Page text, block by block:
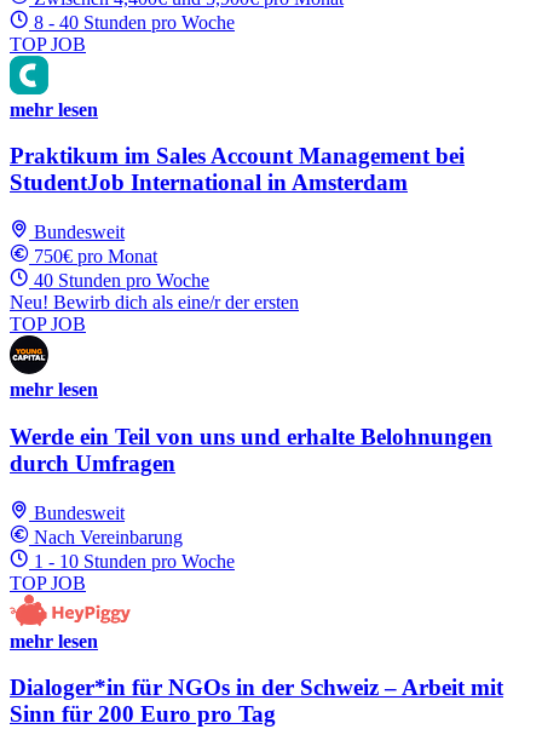
8 - 40 Stunden pro Woche
TOP JOB
mehr lesen
Praktikum im Sales Account Management bei
StudentJob International in Amsterdam
Bundesweit
750€ pro Monat
40 Stunden pro Woche
Neu! Bewirb dich als eine/r der ersten
TOP JOB
mehr lesen
Werde ein Teil von uns und erhalte Belohnungen
durch Umfragen
Bundesweit
Nach Vereinbarung
1 - 10 Stunden pro Woche
TOP JOB
mehr lesen
Dialoger*in für NGOs in der Schweiz – Arbeit mit
Sinn für 200 Euro pro Tag